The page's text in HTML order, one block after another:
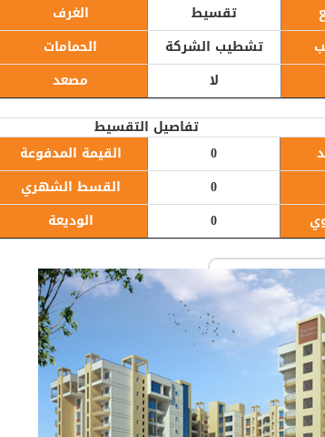
تقسيط الغرف
تشطيب الشركة الحمامات
لا مصعد
تفاصيل التقسيط
0 القيمة المدفوعة
0 القسط الشهري
0 الوديعة